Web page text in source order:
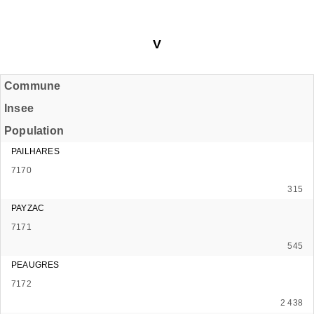
V
Commune
Insee
Population
PAILHARES
7170
315
PAYZAC
7171
545
PEAUGRES
7172
2 438